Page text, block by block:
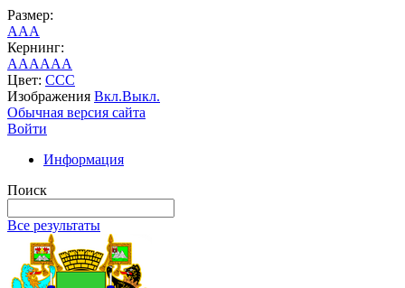
Размер:
AAA
Кернинг:
AAAAAA
Цвет: CCC
Изображения Вкл.Выкл.
Обычная версия сайта
Войти
Информация
Поиск
Все результаты